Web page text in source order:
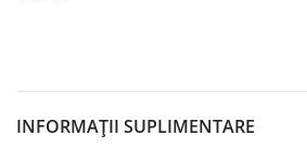
INFORMAȚII SUPLIMENTARE